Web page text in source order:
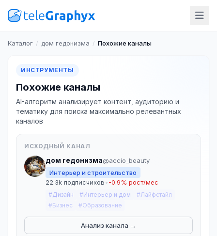
Каталог / дом гедонизма / Похожие каналы
ИНСТРУМЕНТЫ
Похожие каналы
AI-алгоритм анализирует контент, аудиторию и
тематику для поиска максимально релевантных
каналов
ИСХОДНЫЙ КАНАЛ
дом гедонизма@accio_beauty
Интерьер и строительство
22.3k подписчиков•-0.9% рост/мес
#Дизайн #Интерьер и дом
#Лайфстайл
#Бизнес
#Образование
Анализ канала →